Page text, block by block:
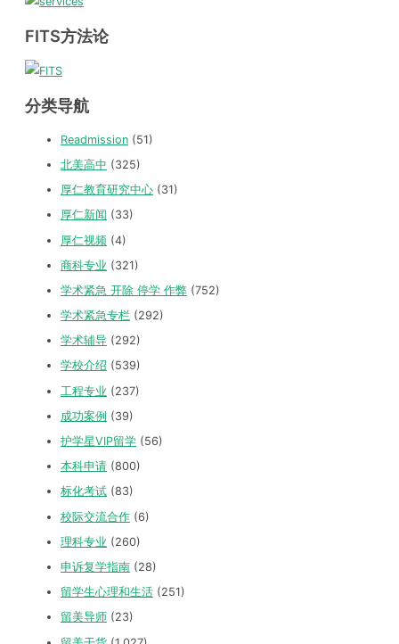
FITS方法论
分类导航
Readmission (51)
北美高中 (325)
厚仁教育研究中心 (31)
厚仁新闻 (33)
厚仁视频 (4)
商科专业 (321)
学术紧急 开除 停学 作弊 (752)
学术紧急专栏 (292)
学术辅导 (292)
学校介绍 (539)
工程专业 (237)
成功案例 (39)
护学星VIP留学 (56)
本科申请 (800)
标化考试 (83)
校际交流合作 (6)
理科专业 (260)
申诉复学指南 (28)
留学生心理和生活 (251)
留美导师 (23)